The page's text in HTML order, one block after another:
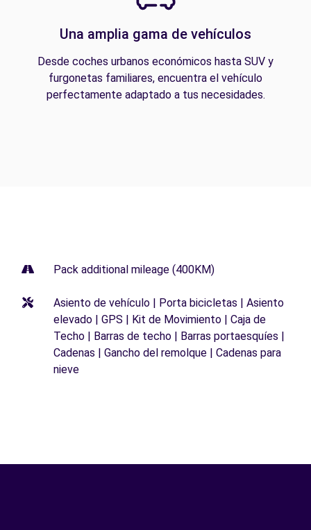
Una amplia gama de vehículos
Desde coches urbanos económicos hasta SUV y
furgonetas familiares, encuentra el vehículo
perfectamente adaptado a tus necesidades.
Pack additional mileage (400KM)
Asiento de vehículo | Porta bicicletas | Asiento
elevado | GPS | Kit de Movimiento | Caja de
Techo | Barras de techo | Barras portaesquíes |
Cadenas | Gancho del remolque | Cadenas para
nieve